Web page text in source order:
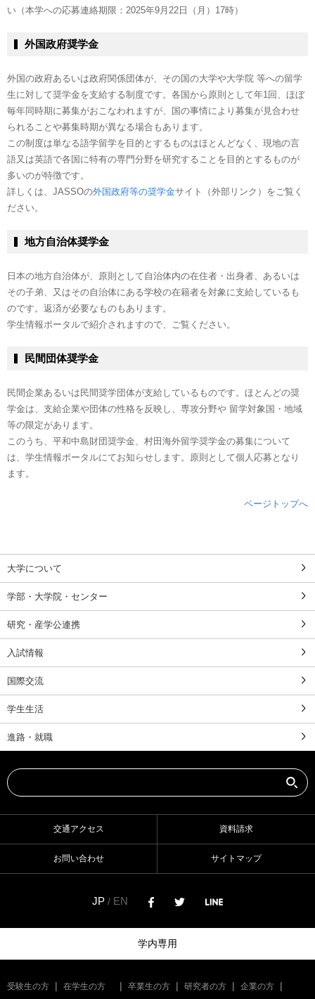
い（本学への応募連絡期限：2025年9月22日（月）17時）
外国政府奨学金
外国の政府あるいは政府関係団体が、その国の大学や大学院 等への留学
生に対して奨学金を支給する制度です。各国から原則として年1回、ほぼ
毎年同時期に募集がおこなわれますが、国の事情により募集が見合わせ
られることや募集時期が異なる場合もあります。
この制度は単なる語学留学を目的とするものはほとんどなく、現地の言
語又は英語で各国に特有の専門分野を研究することを目的とするものが
多いのが特徴です。
詳しくは、JASSOの外国政府等の奨学金サイト（外部リンク）をご覧く
ださい。
地方自治体奨学金
日本の地方自治体が、原則として自治体内の在住者・出身者、あるいは
その子弟、又はその自治体にある学校の在籍者を対象に支給しているも
のです。返済が必要なものもあります。
学生情報ポータルで紹介されますので、ご覧ください。
民間団体奨学金
民間企業あるいは民間奨学団体が支給しているものです。ほとんどの奨
学金は、支給企業や団体の性格を反映し、専攻分野や 留学対象国・地域
等の限定があります。
このうち、平和中島財団奨学金、村田海外留学奨学金の募集について
は、学生情報ポータルにてお知らせします。原則として個人応募となり
ます。
ページトップへ
大学について
学部・大学院・センター
研究・産学公連携
入試情報
国際交流
学生生活
進路・就職
交通アクセス 資料請求
お問い合わせ サイトマップ
JP / EN
学内専用
受験生の方 在学生の方 卒業生の方 研究者の方 企業の方